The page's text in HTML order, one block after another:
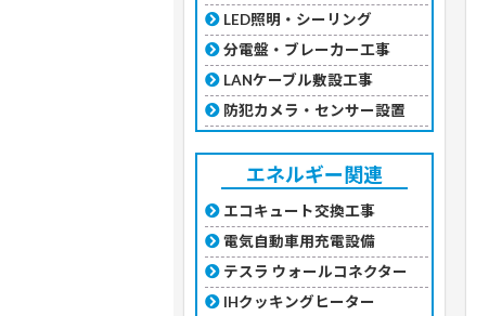
LED照明・シーリング
分電盤・ブレーカー工事
LANケーブル敷設工事
防犯カメラ・センサー設置
エネルギー関連
エコキュート交換工事
電気自動車用充電設備
テスラ ウォールコネクター
IHクッキングヒーター